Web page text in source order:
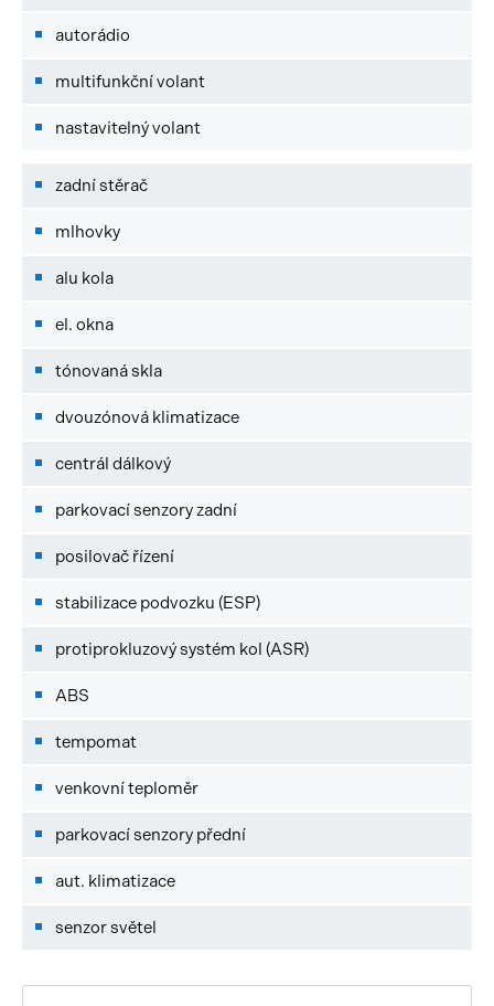
autorádio
multifunkční volant
nastavitelný volant
zadní stěrač
mlhovky
alu kola
el. okna
tónovaná skla
dvouzónová klimatizace
centrál dálkový
parkovací senzory zadní
posilovač řízení
stabilizace podvozku (ESP)
protiprokluzový systém kol (ASR)
ABS
tempomat
venkovní teploměr
parkovací senzory přední
aut. klimatizace
senzor světel